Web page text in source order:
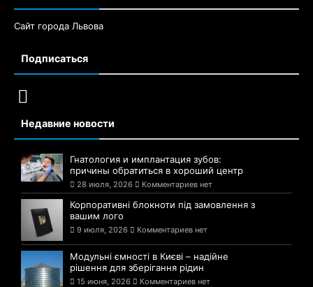
Сайт города Львова
Подписаться
Недавние новости
Гнатология и имплантация зубов:
причины обратиться в хороший центр
28 июля, 2026 Комментариев нет
Корпоративні блокноти під замовлення з
вашим лого
9 июля, 2026 Комментариев нет
Модульні ємності в Києві – надійне
рішення для зберігання рідин
15 июня, 2026 Комментариев нет